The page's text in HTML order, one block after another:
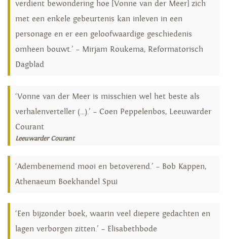
verdient bewondering hoe [Vonne van der Meer] zich
met een enkele gebeurtenis kan inleven in een
personage en er een geloofwaardige geschiedenis
omheen bouwt.’ – Mirjam Roukema, Reformatorisch
Dagblad
‘Vonne van der Meer is misschien wel het beste als
verhalenverteller (...).’ – Coen Peppelenbos, Leeuwarder
Courant
Leeuwarder Courant
‘Adembenemend mooi en betoverend.’ – Bob Kappen,
Athenaeum Boekhandel Spui
‘Een bijzonder boek, waarin veel diepere gedachten en
lagen verborgen zitten.’ – Elisabethbode